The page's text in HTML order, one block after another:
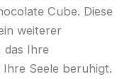
Cube. Diese
weiterer
das Ihre
Seele beruhigt.